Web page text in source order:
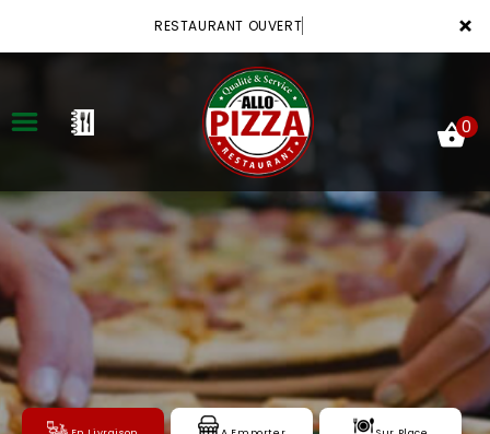
×
RESTAURANT OUVERT
ACCUEIL
LA CARTE
VOTRE COMPTE
NOTRE RESTAURANT
0